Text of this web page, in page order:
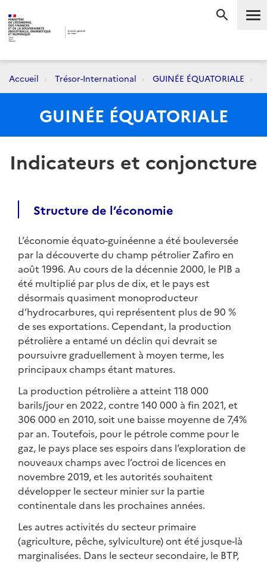
Accueil Trésor-International GUINÉE ÉQUATORIALE
GUINÉE ÉQUATORIALE
Indicateurs et conjoncture
Structure de l’économie
L’économie équato-guinéenne a été bouleversée
par la découverte du champ pétrolier Zafiro en
août 1996. Au cours de la décennie 2000, le PIB a
été multiplié par plus de dix, et le pays est
désormais quasiment monoproducteur
d’hydrocarbures, qui représentent plus de 90 %
de ses exportations. Cependant, la production
pétrolière a entamé un déclin qui devrait se
poursuivre graduellement à moyen terme, les
principaux champs étant matures.
La production pétrolière a atteint 118 000
barils/jour en 2022, contre 140 000 à fin 2021, et
306 000 en 2010, soit une baisse moyenne de 7,4%
par an. Toutefois, pour le pétrole comme pour le
gaz, le pays place ses espoirs dans l’exploration de
nouveaux champs avec l’octroi de licences en
novembre 2019, et les autorités souhaitent
développer le secteur minier sur la partie
continentale dans les prochaines années.
Les autres activités du secteur primaire
(agriculture, pêche, sylviculture) ont été jusque-là
marginalisées. Dans le secteur secondaire, le BTP,